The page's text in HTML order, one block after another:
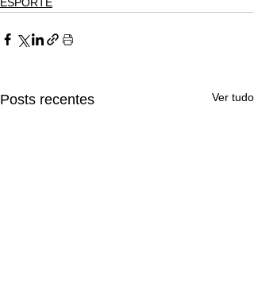
ESPORTE
Posts recentes Ver tudo